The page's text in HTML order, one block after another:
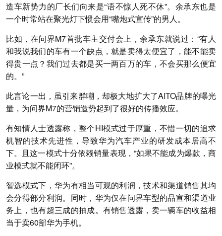
造车新势力的厂长们向来是“语不惊人死不休”。余承东也是
一个时常站在聚光灯下惯会用“嘴炮式宣传”的男人。
比如，在问界M7首批车主交付会上，余承东就说过：“有人
和我说我们的车有一个缺点，就是卖得太便宜了，能不能卖
得贵一点？我们过去都是买一两百万的车，不会买那么便宜
的。”
此言论一出，虽引来群嘲，却极大地扩大了AITO品牌的曝光
量，为问界M7的营销造势起到了很好的传播效应。
有知情人士透露称，整个HI模式过于厚重，不惜一切的追求
机智的技术先进性，导致华为汽车产业的研发成本居高不
下。且这一模式十分依赖销量表现，“如果不能成为爆款，商
业模式就不能闭环”。
智选模式下，华为有相当可观的利润，技术和渠道销售其均
会分得部分利润。同时，华为仅在问界车型的品宣和渠道业
务上，也有超三成的抽成。有销售透露，卖一辆车的收益相
当于卖60部华为手机。